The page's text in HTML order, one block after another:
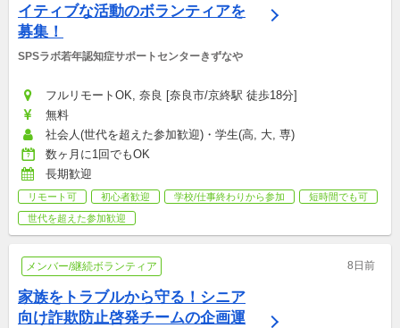
イティブな活動のボランティアを
募集！
SPSラボ若年認知症サポートセンターきずなや
フルリモートOK, 奈良 [奈良市/京終駅 徒歩18分]
無料
社会人(世代を超えた参加歓迎)・学生(高, 大, 専)
数ヶ月に1回でもOK
長期歓迎
リモート可 初心者歓迎 学校/仕事終わりから参加
短時間でも可
世代を超えた参加歓迎
メンバー/継続ボランティア 8日前
家族をトラブルから守る！シニア
向け詐欺防止啓発チームの企画運